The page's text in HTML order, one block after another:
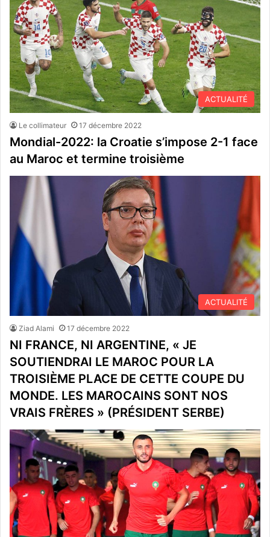
ACTUALITÉ
Le collimateur 17 décembre 2022
Mondial-2022: la Croatie s’impose 2-1 face
au Maroc et termine troisième
ACTUALITÉ
Ziad Alami 17 décembre 2022
NI FRANCE, NI ARGENTINE, « JE
SOUTIENDRAI LE MAROC POUR LA
TROISIÈME PLACE DE CETTE COUPE DU
MONDE. LES MAROCAINS SONT NOS
VRAIS FRÈRES » (PRÉSIDENT SERBE)